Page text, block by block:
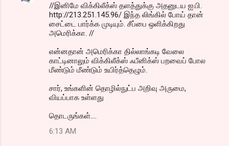
//இனிமே விக்கிலீக்ஸ் தளத்துக்கு அதனுடய ஐ.பி.
http://213.251.145.96/ இந்த லிங்கில் போய் தான்
சைட்டை பார்க்க முடியும். சீப்பை ஒளிக்கிறது
அமெரிக்கா. //
என்னதான் அமெரிக்கா தில்லாங்கடி வேலை
காட்டினாலும் விக்கிலீக்ஸ் ஃபீனிக்ஸ் பறவைப் போல
மீண்டும் மீண்டும் உயிர்த்தெழும்.
சார், உங்களின் தொழில்நுட்ப அறிவு அருமை,
வியப்பாக உள்ளது
தொடருங்கள்....
6:13 AM